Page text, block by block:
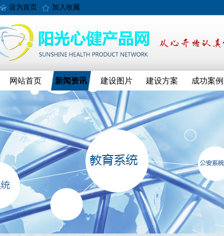
设为首页 加入收藏
网站首页 新闻资讯 建设图片 建设方案 成功案例